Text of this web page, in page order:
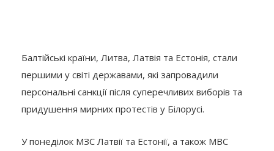
Балтійські країни, Литва, Латвія та Естонія, стали
першими у світі державами, які запровадили
персональні санкції після суперечливих виборів та
придушення мирних протестів у Білорусі.
У понеділок МЗС Латвії та Естонії, а також МВС